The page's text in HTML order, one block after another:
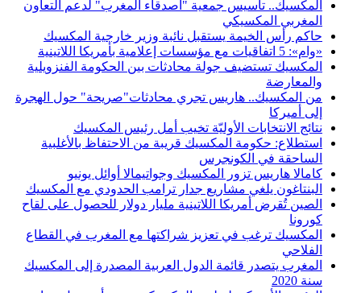
المكسيك.. تأسيس جمعية "أصدقاء المغرب" لدعم التعاون
المغربي المكسيكي
حاكم رأس الخيمة يستقبل نائبة وزير خارجية المكسيك
«وام»: 5 اتفاقيات مع مؤسسات إعلامية بأمريكا اللاتينية
المكسيك تستضيف جولة محادثات بين الحكومة الفنزويلية
والمعارضة
من المكسيك.. هاريس تجري محادثات"صريحة" حول الهجرة
إلى أميركا
نتائج الانتخابات الأوليّة تخيب أمل رئيس المكسيك
استطلاع: حكومة المكسيك قريبة من الاحتفاظ بالأغلبية
الساحقة في الكونجرس
كامالا هاريس تزور المكسيك وجواتيمالا أوائل يونيو
البنتاغون يلغي مشاريع جدار ترامب الحدودي مع المكسيك
الصين تُقرض أمريكا اللاتينية مليار دولار للحصول على لقاح
كورونا
المكسيك ترغب في تعزيز شراكتها مع المغرب في القطاع
الفلاحي
المغرب يتصدر قائمة الدول العربية المصدرة إلى المكسيك
سنة 2020